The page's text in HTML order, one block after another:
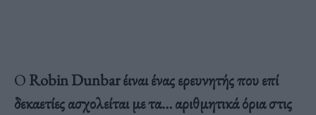
ΟRobin Dunbar έιναι ένας ερευνητής που επί
δεκαετίες ασχολείται με τα… αριθμητικά όρια στις